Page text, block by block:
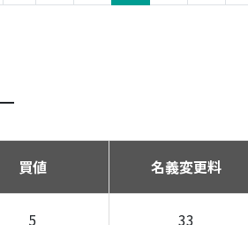
買値 名義変更料
5 33